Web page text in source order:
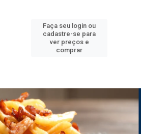
Faça seu login ou
cadastre-se para
ver preços e
comprar